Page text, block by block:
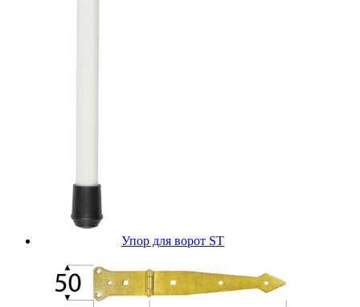
Упор для ворот ST